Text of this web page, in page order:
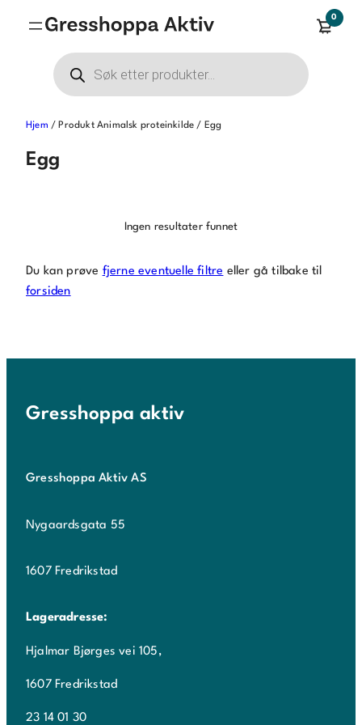
0
Products
search
Hjem / Produkt Animalsk proteinkilde / Egg
Egg
Ingen resultater funnet
Du kan prøve fjerne eventuelle filtre eller gå tilbake til
forsiden
Gresshoppa aktiv
Gresshoppa Aktiv AS
Nygaardsgata 55
1607 Fredrikstad
Lageradresse:
Hjalmar Bjørges vei 105,
1607 Fredrikstad
23 14 01 30